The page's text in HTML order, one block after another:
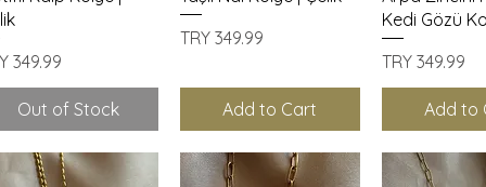
349.99
Out of Stock
Price
TRY 349.99
Add to Cart
Kedi Gözü
Price
TRY 349.99
Add to